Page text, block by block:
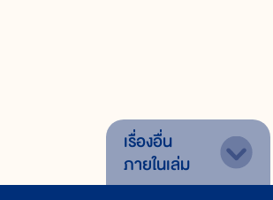
เรื่องอื่น
ภายในเล่ม